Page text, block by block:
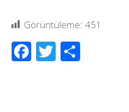
Görüntüleme: 451
Facebook
Twitter